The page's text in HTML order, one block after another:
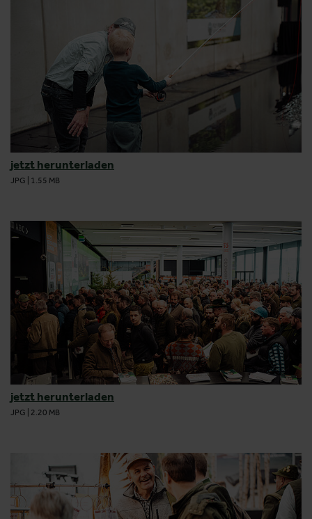
jetzt herunterladen
JPG 1.55 MB
jetzt herunterladen
JPG 2.20 MB